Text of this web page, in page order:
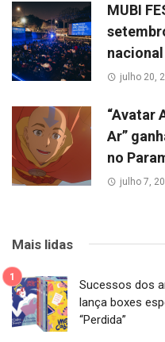
MUBI
nacional
julho 20,
“Avatar
Ar”
no
julho 7,
Mais lidas
Sucessos dos
lança boxes
“Perdida”